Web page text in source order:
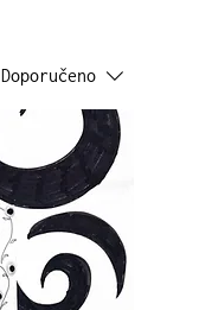
Doporučeno